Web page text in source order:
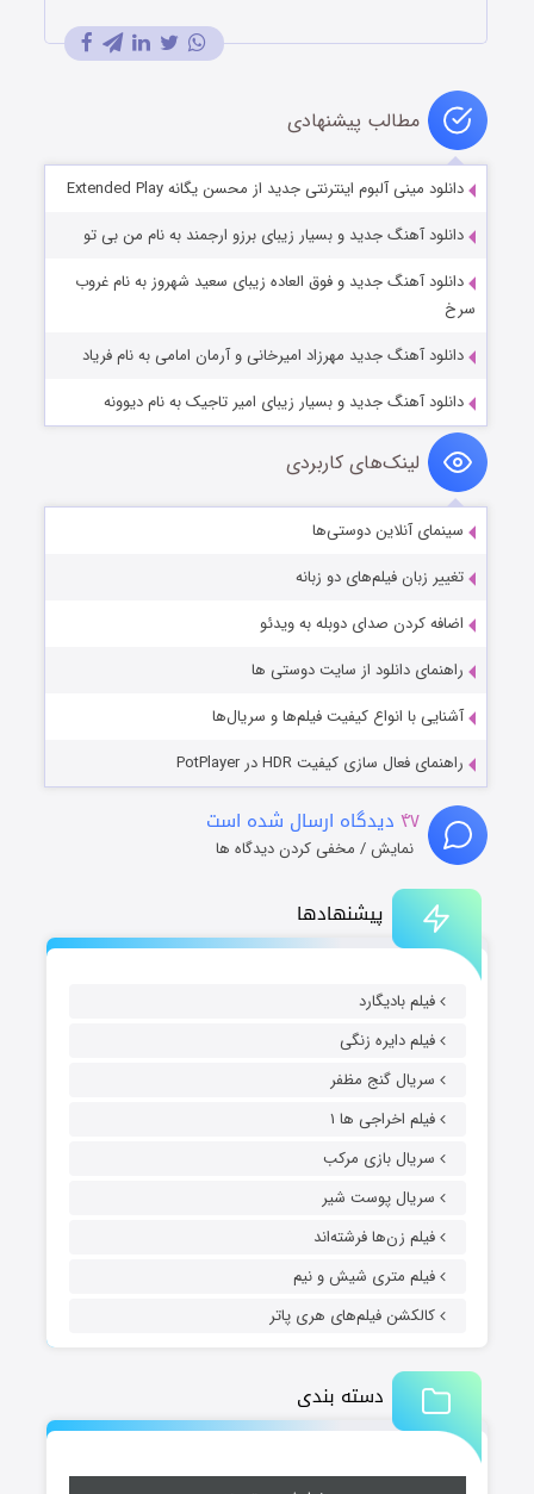
پیشنهادها
فیلم بادیگارد
فیلم دایره زنگی
سریال گنج مظفر
فیلم اخراجی ها ۱
سریال بازی مرکب
سریال پوست شیر
فیلم زن‌ها فرشته‌اند
فیلم متری شیش و نیم
کالکشن فیلم‌های هری پاتر
دسته بندی
مطالب پیشنهادی
دانلود مینی آلبوم اینترنتی جدید از محسن یگانه Extended Play
دانلود آهنگ جدید و بسیار زیبای برزو ارجمند به نام من بی تو
دانلود آهنگ جدید و فوق العاده زیبای سعید شهروز به نام غروب
سرخ
دانلود آهنگ جدید مهرزاد امیرخانی و آرمان امامی به نام فریاد
دانلود آهنگ جدید و بسیار زیبای امیر تاجیک به نام دیوونه
لینک‌های کاربردی
سینمای آنلاین دوستی‌ها
تغییر زبان فیلم‌های دو زبانه
اضافه کردن صدای دوبله به ویدئو
راهنمای دانلود از سایت دوستی ها
آشنایی با انواع کیفیت فیلم‌ها و سریال‌ها
راهنمای فعال سازی کیفیت HDR در PotPlayer
۴۷ دیدگاه ارسال شده است
نمایش / مخفی کردن دیدگاه ها